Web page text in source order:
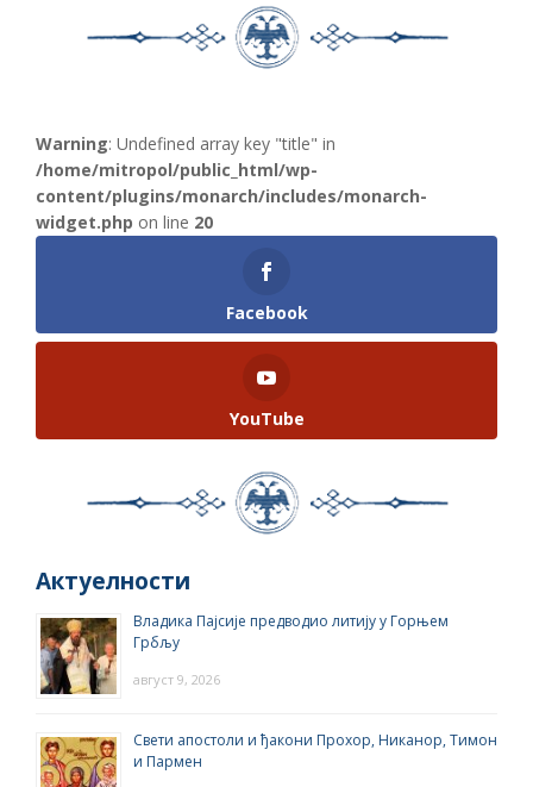
Warning: Undefined array key "title" in
/home/mitropol/public_html/wp-
content/plugins/monarch/includes/monarch-
widget.php on line 20
Facebook
YouTube
Актуелности
Владика Пајсије предводио литију у Горњем
Грбљу
август 9, 2026
Свети апостоли и ђакони Прохор, Никанор, Тимон
и Пармен